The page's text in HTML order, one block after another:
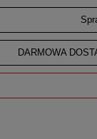
DARMOWA